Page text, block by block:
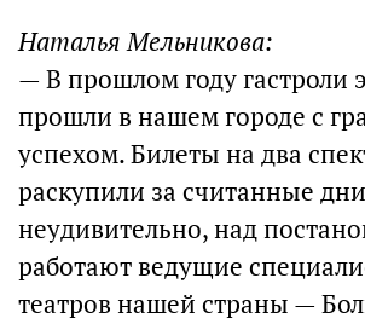
Наталья Мельникова:
— В прошлом году гастроли
прошли в нашем городе с
успехом. Билеты на два
раскупили за считанные
неудивительно, над
работают ведущие
театров нашей страны —